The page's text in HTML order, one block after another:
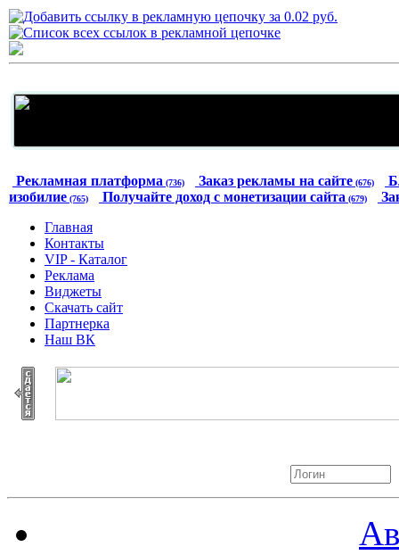
Рекламная платформа (736) Заказ рекламы на сайте (676)
изобилие (765) Получайте доход с монетизации сайта (679)
Главная
Контакты
VIP - Каталог
Реклама
Виджеты
Скачать сайт
Партнерка
Наш ВК